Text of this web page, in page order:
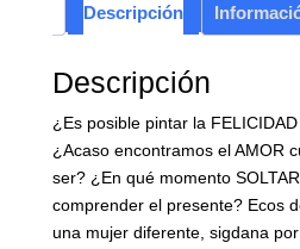
Descripción
Descripción
¿Es posible pintar la
¿Acaso encontramos el AMOR
ser? ¿En qué momento
comprender el presente? Ecos
una mujer diferente, sigdana